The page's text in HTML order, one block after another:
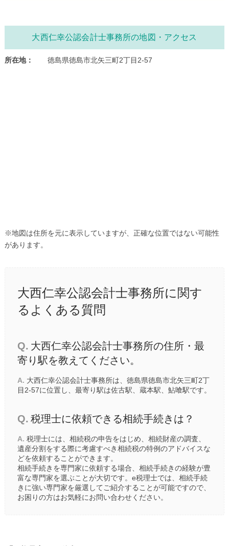
大西仁幸公認会計士事務所の地図・アクセス
所在地： 徳島県徳島市北矢三町2丁目2-57
※地図は住所を元に表示していますが、正確な位置ではない可能性
があります。
大西仁幸公認会計士事務所に関す
るよくある質問
Q. 大西仁幸公認会計士事務所の住所・最
寄り駅を教えてください。
A. 大西仁幸公認会計士事務所は、徳島県徳島市北矢三町2丁
目2-57に位置し、最寄り駅は佐古駅 蔵本駅 鮎喰駅です。
Q. 税理士に依頼できる相続手続きは？
A. 税理士には、相続税の申告をはじめ、相続財産の調査、
遺産分割をする際に考慮すべき相続税の特例のアドバイスな
どを依頼することができます。
相続手続きを専門家に依頼する場合、相続手続きの経験が豊
富な専門家を選ぶことが大切です。e税理士では、相続手続
きに強い専門家を厳選してご紹介することが可能ですので、
お困りの方はお気軽にお問い合わせください。